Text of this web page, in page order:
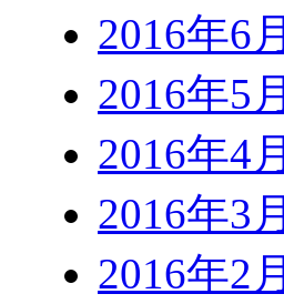
2016年6月
2016年5月
2016年4月
2016年3月
2016年2月